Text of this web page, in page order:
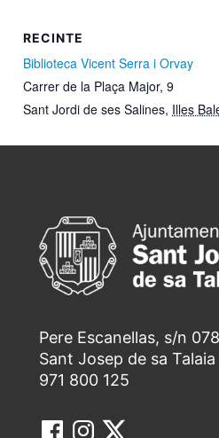
RECINTE
Biblioteca Vicent Serra i Orvay
Carrer de la Plaça Major, 9
Sant Jordi de ses Salines, Illes
Pere Escanellas, s/n
Sant Josep de sa Talaia
971 800 125